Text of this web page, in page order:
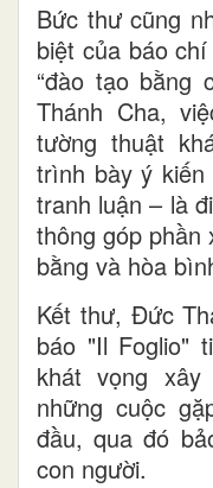
Bức thư cũng
biệt của báo
“đào tạo bằng
Thánh Cha,
tường thuật
trình bày ý
tranh luận – là
thông góp phần
bằng và hòa
Kết thư, Đức
báo "Il Foglio"
khát vọng
những cuộc
đầu, qua đó
con người.